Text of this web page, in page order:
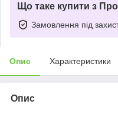
Що таке купити з
Замовлення під
Опис Характеристики
Опис